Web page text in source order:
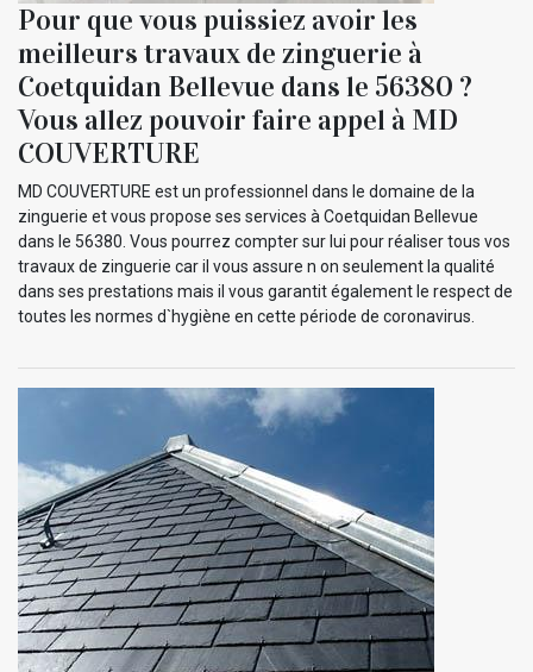
Pour que vous puissiez avoir les
meilleurs travaux de zinguerie à
Coetquidan Bellevue dans le 56380 ?
Vous allez pouvoir faire appel à MD
COUVERTURE
MD COUVERTURE est un professionnel dans le domaine de la
zinguerie et vous propose ses services à Coetquidan Bellevue
dans le 56380. Vous pourrez compter sur lui pour réaliser tous vos
travaux de zinguerie car il vous assure n on seulement la qualité
dans ses prestations mais il vous garantit également le respect de
toutes les normes d`hygiène en cette période de coronavirus.